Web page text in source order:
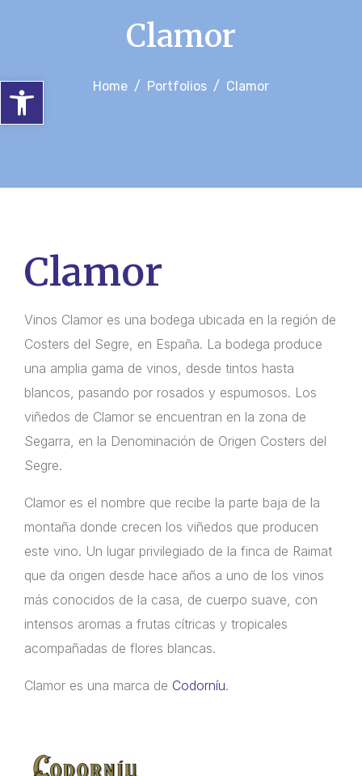
Abrir barra de herramientas
Clamor
Home Portfolios Clamor
Clamor
Vinos Clamor es una bodega ubicada en la región de
Costers del Segre, en España. La bodega produce
una amplia gama de vinos, desde tintos hasta
blancos, pasando por rosados y espumosos. Los
viñedos de Clamor se encuentran en la zona de
Segarra, en la Denominación de Origen Costers del
Segre.
Clamor es el nombre que recibe la parte baja de la
montaña donde crecen los viñedos que producen
este vino. Un lugar privilegiado de la finca de Raimat
que da origen desde hace años a uno de los vinos
más conocidos de la casa, de cuerpo suave, con
intensos aromas a frutas cítricas y tropicales
acompañadas de flores blancas.
Clamor es una marca de Codorníu.